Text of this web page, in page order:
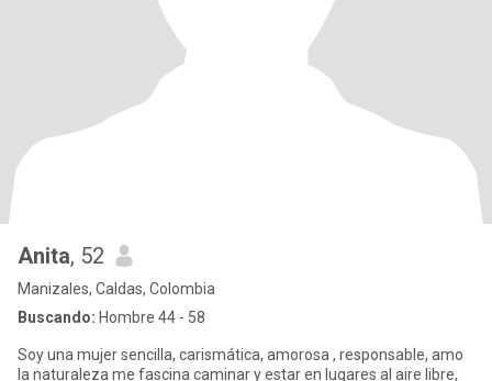
Anita, 52
Manizales, Caldas, Colombia
Buscando: Hombre 44 - 58
Soy una mujer sencilla, carismática, amorosa , responsable, amo
la naturaleza me fascina caminar y estar en lugares al aire libre,